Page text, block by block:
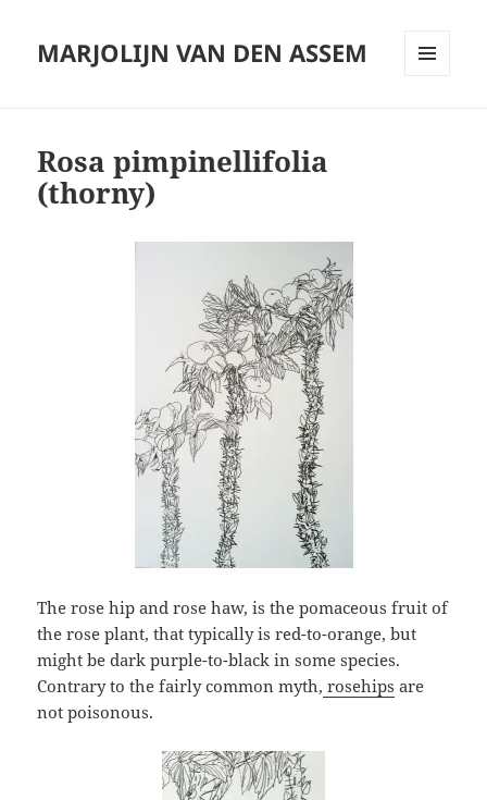
MARJOLIJN VAN DEN ASSEM
Rosa pimpinellifolia
(thorny)
The rose hip and rose haw, is the pomaceous fruit of
the rose plant, that typically is red-to-orange, but
might be dark purple-to-black in some species.
Contrary to the fairly common myth, rosehips are
not poisonous.